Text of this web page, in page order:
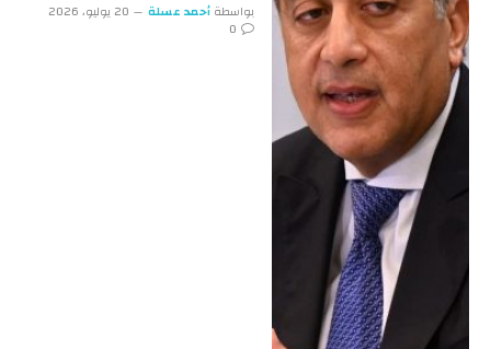
بواسطة أحمد عسلة
20 يوليو، 2026
0